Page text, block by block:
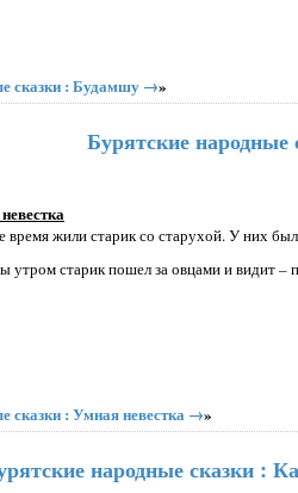
сказки : Будамшу →»
Бурятские народные
время жили старик со старухой. У них
утром старик пошел за овцами и видит –
сказки : Умная невестка →»
народные сказки :